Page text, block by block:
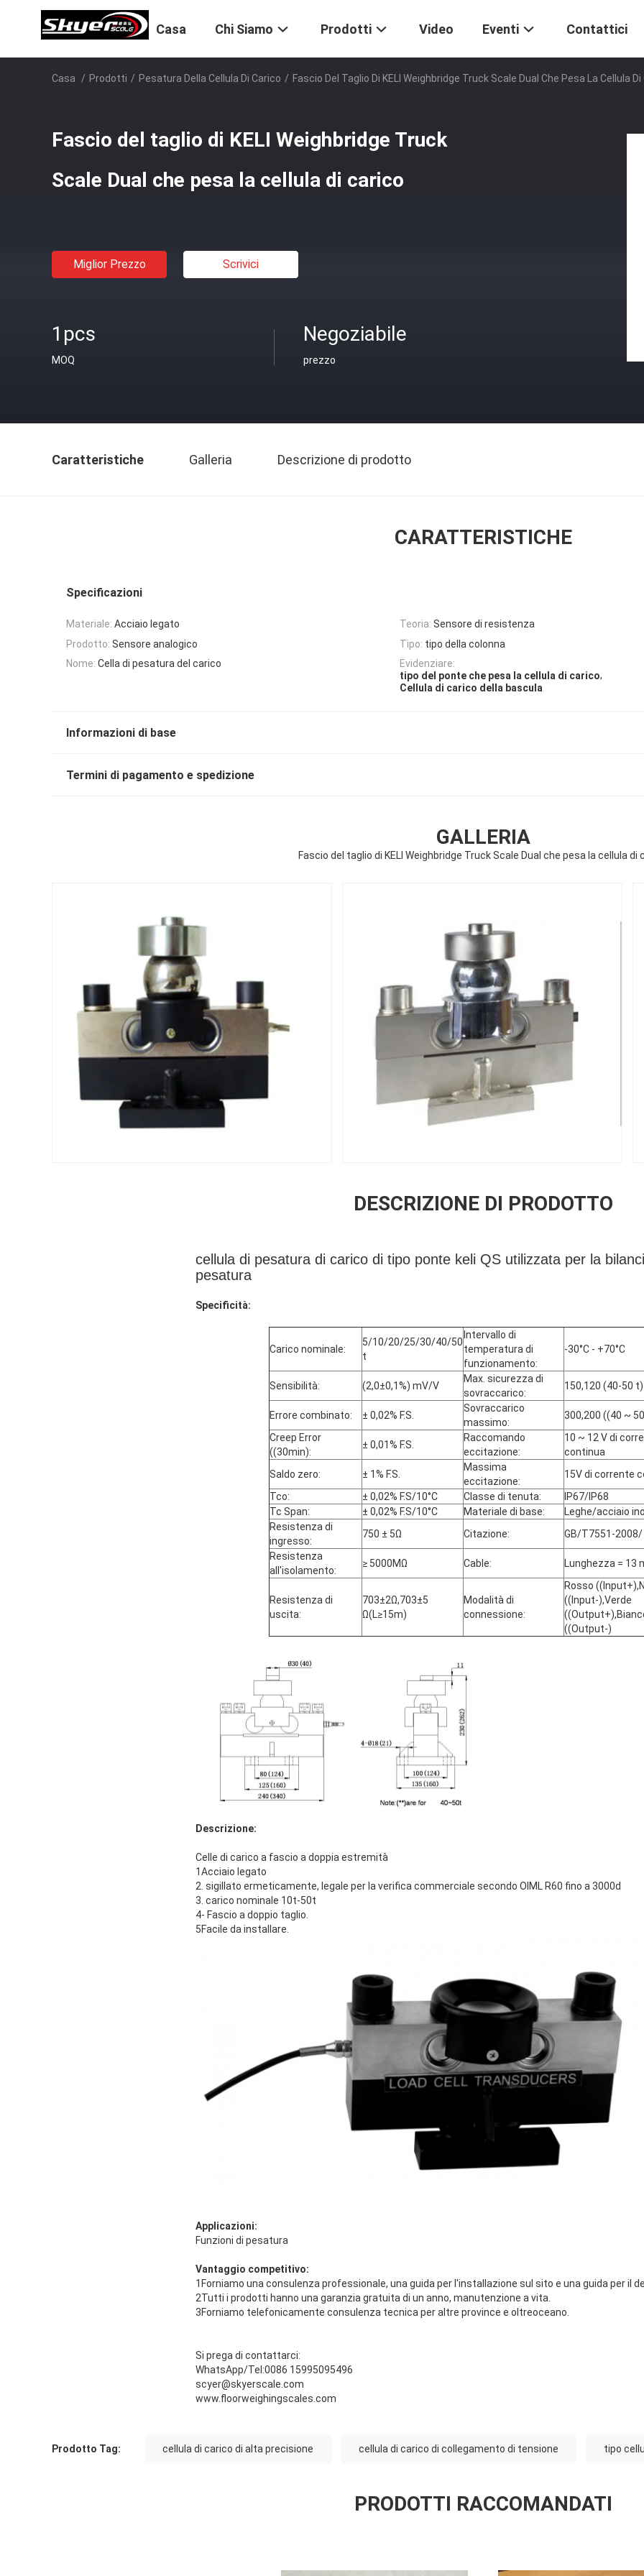
Casa Chi Siamo Prodotti Video Eventi Contattici
Casa / Prodotti / Pesatura Della Cellula Di Carico / Fascio Del Taglio Di KELI Weighbridge Truck Scale Dual Che Pesa La Cellula
Fascio del taglio di KELI Weighbridge Truck
Scale Dual che pesa la cellula di carico
Miglior Prezzo Scrivici
1pcs
MOQ
Negoziabile
prezzo
Caratteristiche Galleria Descrizione di prodotto
CARATTERISTICHE
Specificazioni
Materiale: Acciaio legato Teoria: Sensore di resistenza
Prodotto: Sensore analogico Tipo: tipo della colonna
Nome: Cella di pesatura del carico
Evidenziare:
tipo del ponte che pesa la cellula di carico,
Cellula di carico della bascula
Informazioni di base
Termini di pagamento e spedizione
GALLERIA
Fascio del taglio di KELI Weighbridge Truck Scale Dual che pesa la cellula di
DESCRIZIONE DI PRODOTTO
cellula di pesatura di carico di tipo ponte keli QS utilizzata per la
pesatura
Specificità:
Carico nominale:
5/10/20/25/30/40/50
t
Intervallo di
temperatura di
funzionamento:
-30°C - +70°C
Sensibilità: (2,0±0,1%) mV/V
Max. sicurezza di
sovraccarico:
150,120 (40-50 t)
Errore combinato: ± 0,02% F.S.
Sovraccarico
massimo:
300,200 ((40 ~ 50
Creep Error
((30min):
± 0,01% F.S.
Raccomando
eccitazione:
10 ~ 12 V di
continua
Saldo zero:
± 1% F.S.
Massima
eccitazione:
15V di corrente
Tco:
± 0,02% F.S/10°C Classe di tenuta:
IP67/IP68
Tc Span:
± 0,02% F.S/10°C Materiale di base:
Leghe/acciaio
Resistenza di
ingresso:
750 ± 5Ω Citazione:
GB/T7551-2008/
Resistenza
all'isolamento:
≥ 5000MΩ Cable: Lunghezza = 13
Resistenza di
uscita:
703±2Ω,703±5
Ω(L≥15m)
Modalità di
connessione:
Rosso
((Input-),Verde
((Output-)
Descrizione:
Celle di carico a fascio a doppia estremità
1Acciaio legato
2. sigillato ermeticamente, legale per la verifica commerciale secondo OIML R60 fino a 3000d
3. carico nominale 10t-50t
4- Fascio a doppio taglio.
5Facile da installare.
Applicazioni:
Funzioni di pesatura
Vantaggio competitivo:
1Forniamo una consulenza professionale, una guida per l'installazione sul sito e una guida per il
2Tutti i prodotti hanno una garanzia gratuita di un anno, manutenzione a vita.
3Forniamo telefonicamente consulenza tecnica per altre province e oltreoceano.
Si prega di contattarci:
WhatsApp/Tel:0086 15995095496
scyer@skyerscale.com
www.floorweighingscales.com
Prodotto Tag: cellula di carico di alta precisione cellula di carico di collegamento di tensione tipo
PRODOTTI RACCOMANDATI